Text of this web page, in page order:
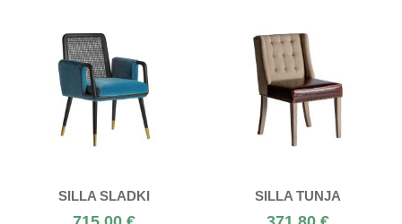
SILLA SLADKI SILLA TUNJA